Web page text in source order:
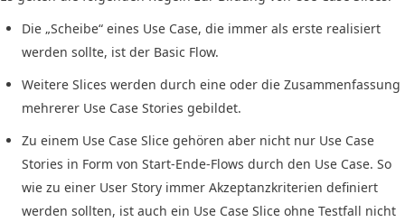
Die „Scheibe“ eines Use Case, die immer als erste realisiert
werden sollte, ist der Basic Flow.
Weitere Slices werden durch eine oder die Zusammenfassung
mehrerer Use Case Stories gebildet.
Zu einem Use Case Slice gehören aber nicht nur Use Case
Stories in Form von Start-Ende-Flows durch den Use Case. So
wie zu einer User Story immer Akzeptanzkriterien definiert
werden sollten, ist auch ein Use Case Slice ohne Testfall nicht